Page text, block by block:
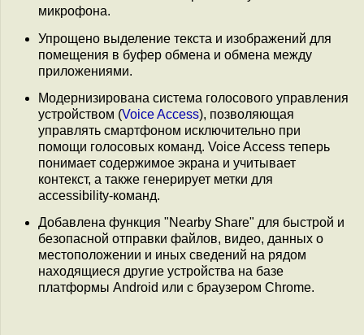
микрофона.
Упрощено выделение текста и изображений для
помещения в буфер обмена и обмена между
приложениями.
Модернизирована система голосового управления
устройством (Voice Access), позволяющая
управлять смартфоном исключительно при
помощи голосовых команд. Voice Access теперь
понимает содержимое экрана и учитывает
контекст, а также генерирует метки для
accessibility-команд.
Добавлена функция "Nearby Share" для быстрой и
безопасной отправки файлов, видео, данных о
местоположении и иных сведений на рядом
находящиеся другие устройства на базе
платформы Android или с браузером Chrome.